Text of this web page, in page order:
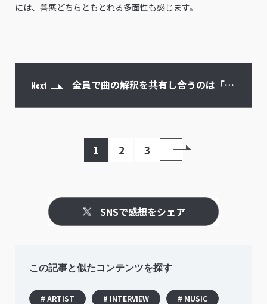
には、善悪どちらともとれる多面性も感じます。
Next 全員で曲の解釈を共有し合うのは「オ
1 2 3
SNSで感想をシェア
この記事と似たコンテンツを探す
# ARTIST # INTERVIEW # MUSIC